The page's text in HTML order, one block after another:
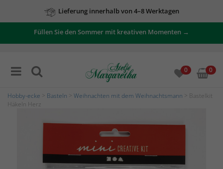
Lieferung innerhalb von 4–8 Werktagen
Füllen Sie den Sommer mit kreativen Momenten →
0 0
Hobby-ecke Basteln Weihnachten mit dem Weihnachtsmann > Bastelkit
Häkeln Herz